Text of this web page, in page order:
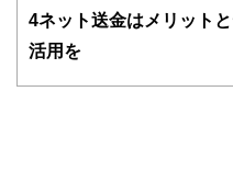
護士、税理士、宅地
4ネット送金はメリット
活用を